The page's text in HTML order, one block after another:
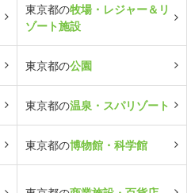
東京都の牧場・レジャー＆リ
ゾート施設
東京都の公園
東京都の温泉・スパリゾート
東京都の博物館・科学館